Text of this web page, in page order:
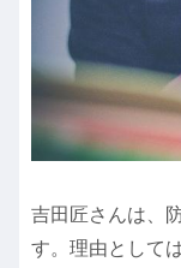
吉田匠さんは、
す。理由として